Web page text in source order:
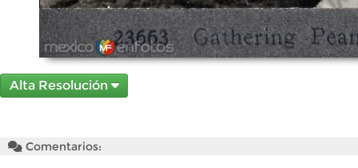
Alta Resolución
Comentarios: